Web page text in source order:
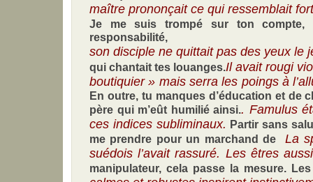
maître prononçait ce qui ressemblait
Je me suis trompé sur ton compte,
responsabilité,
son disciple ne quittait pas des yeux le
qui chantait tes louanges.Il avait rougi
boutiquier » mais serra les poings à
En outre, tu manques d’éducation et de
père qui m’eût humilié ainsi.. Famulus
ces indices subliminaux. Partir sans
me prendre pour un marchand de
La
suédois l’avait rassuré. Les êtres
manipulateur, cela passe la mesure.